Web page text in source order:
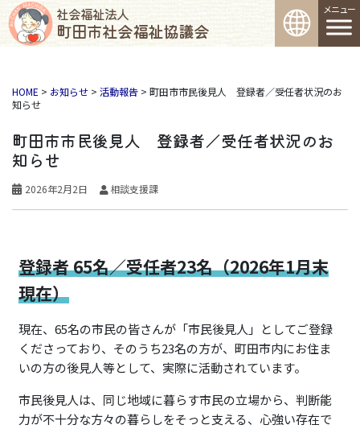
社会福祉法人
町田市社会福祉協議会
コンテンツへスキップ
HOME > お知らせ > 活動報告 > 町田市市民後見人 登録者／受任者状況のお
知らせ
町田市市民後見人 登録者／受任者状況のお
知らせ
2026年2月2日 相談支援課
登録者 65名／受任者23名（2026年1月末
現在）
現在、65名の市民の皆さんが「市民後見人」としてご登録
くださっており、そのうち23名の方が、町田市内にお住ま
いの方の後見人等として、実際に活動されています。
市民後見人は、同じ地域に暮らす市民の立場から、判断能
力が不十分な方々の暮らしをそっと支える、心強い存在で